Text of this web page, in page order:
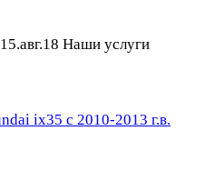
15.авг.18 Наши услуги